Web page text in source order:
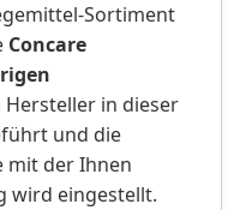
Sortiment
Concare
in dieser
und die
mit der Ihnen
wird eingestellt.